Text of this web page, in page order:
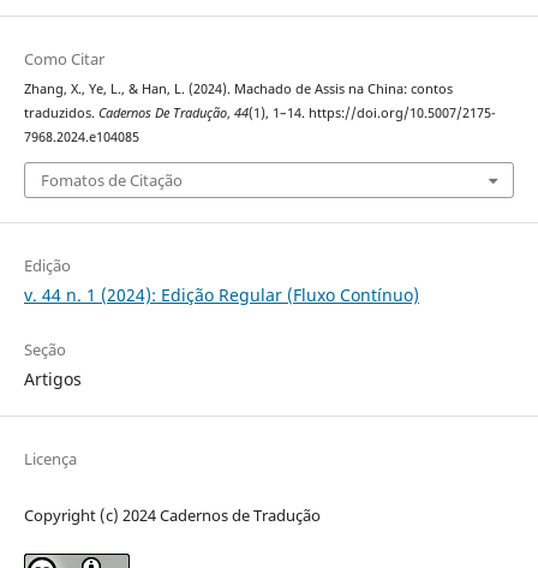
Como Citar
Zhang, X., Ye, L., & Han, L. (2024). Machado de Assis na China: contos
traduzidos. Cadernos De Tradução, 44(1), 1–14. https://doi.org/10.5007/2175-
7968.2024.e104085
Fomatos de Citação
Edição
v. 44 n. 1 (2024): Edição Regular (Fluxo Contínuo)
Seção
Artigos
Licença
Copyright (c) 2024 Cadernos de Tradução